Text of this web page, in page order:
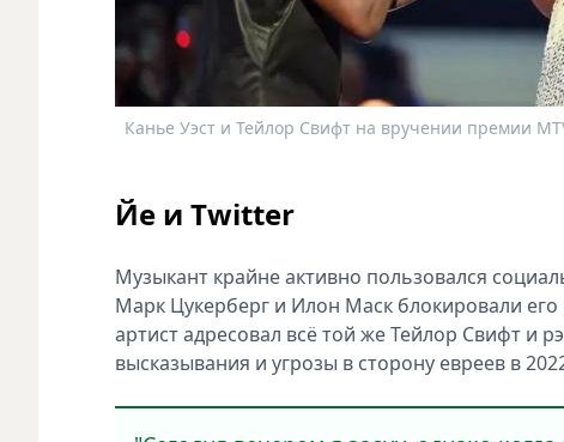
Канье Уэст и Тейлор Свифт на вручении премии
Йе и Twitter
Музыкант крайне активно пользовался
Марк Цукерберг и Илон Маск блокировали
артист адресовал всё той же Тейлор Свифт и
высказывания и угрозы в сторону евреев в